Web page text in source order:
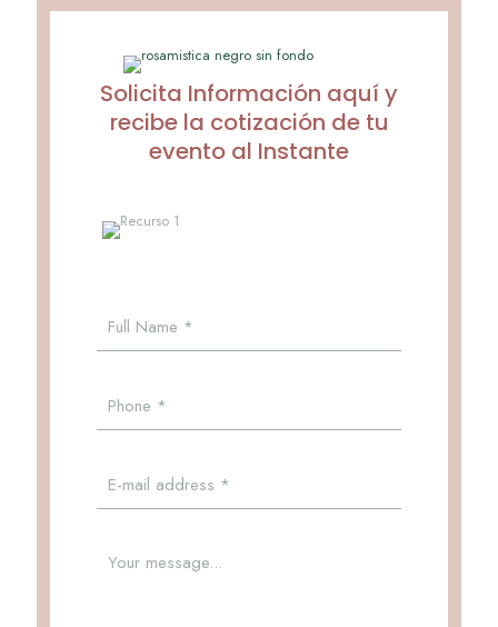
Solicita Información aquí y
recibe la cotización de tu
evento al Instante